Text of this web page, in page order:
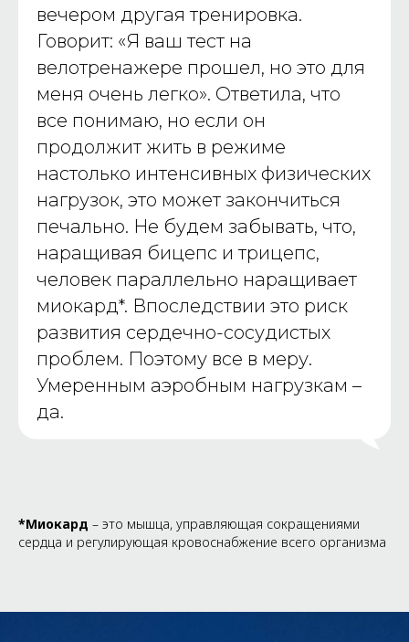
вечером другая тренировка.
Говорит: «Я ваш тест на
велотренажере прошел, но это для
меня очень легко». Ответила, что
все понимаю, но если он
продолжит жить в режиме
настолько интенсивных физических
нагрузок, это может закончиться
печально. Не будем забывать, что,
наращивая бицепс и трицепс,
человек параллельно наращивает
миокард*. Впоследствии это риск
развития сердечно-сосудистых
проблем. Поэтому все в меру.
Умеренным аэробным нагрузкам –
да.
*Миокард – это мышца, управляющая сокращениями
сердца и регулирующая кровоснабжение всего организма